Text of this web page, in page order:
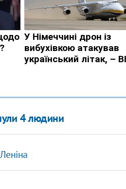
4 людини